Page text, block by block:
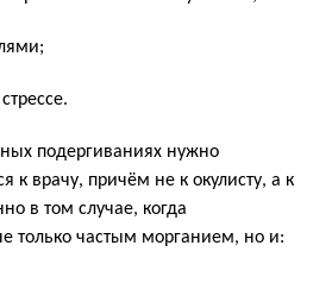
подергиваниях нужно
к врачу, причём не к окулисту, а к
в том случае, когда
только частым морганием, но и: